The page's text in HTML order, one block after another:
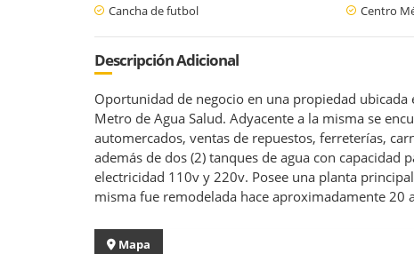
Cancha de futbol
Centro
Descripción Adicional
Oportunidad de negocio en una propiedad ubicada
Metro de Agua Salud. Adyacente a la misma se
automercados, ventas de repuestos, ferreterías,
además de dos (2) tanques de agua con
electricidad 110v y 220v. Posee una planta
misma fue remodelada hace aproximadamente 20
Mapa